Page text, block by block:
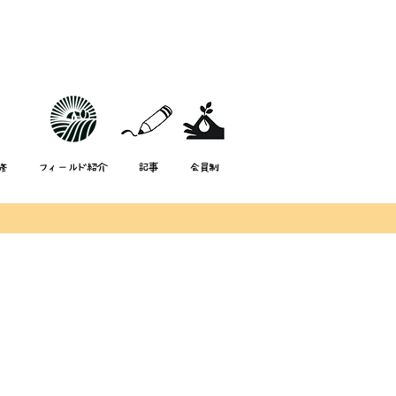
フィールド紹介 記事 会員制